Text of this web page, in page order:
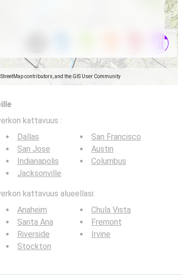
contributors, and the GIS User Community
kattavuus :
Dallas
San Jose
Indianapolis
Jacksonville
San Francisco
Austin
Columbus
kattavuus alueellasi:
Anaheim
Santa Ana
Riverside
Stockton
Chula Vista
Fremont
Irvine